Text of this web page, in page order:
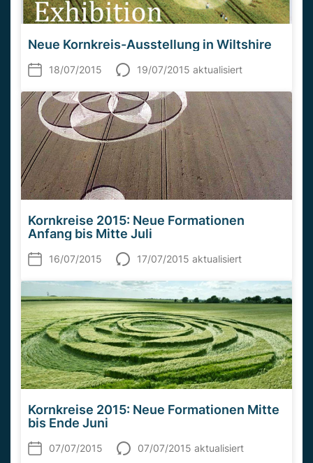
Neue Kornkreis-Ausstellung in Wiltshire
18/07/2015 19/07/2015 aktualisiert
Kornkreise 2015: Neue Formationen
Anfang bis Mitte Juli
16/07/2015 17/07/2015 aktualisiert
Kornkreise 2015: Neue Formationen Mitte
bis Ende Juni
07/07/2015 07/07/2015 aktualisiert